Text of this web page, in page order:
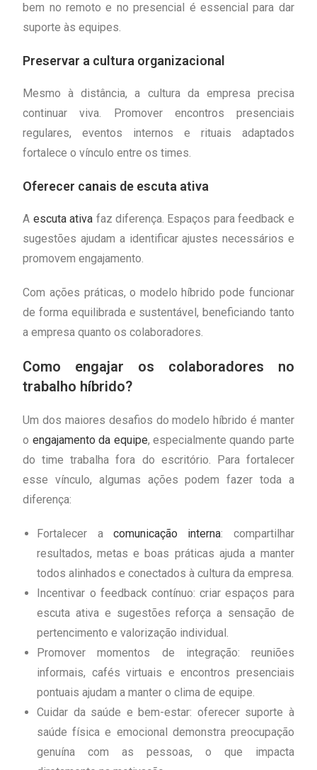
bem no remoto e no presencial é essencial para dar
suporte às equipes.
Preservar a cultura organizacional
Mesmo à distância, a cultura da empresa precisa
continuar viva. Promover encontros presenciais
regulares, eventos internos e rituais adaptados
fortalece o vínculo entre os times.
Oferecer canais de escuta ativa
A escuta ativa faz diferença. Espaços para feedback e
sugestões ajudam a identificar ajustes necessários e
promovem engajamento.
Com ações práticas, o modelo híbrido pode funcionar
de forma equilibrada e sustentável, beneficiando tanto
a empresa quanto os colaboradores.
Como engajar os colaboradores no
trabalho híbrido?
Um dos maiores desafios do modelo híbrido é manter
o engajamento da equipe, especialmente quando parte
do time trabalha fora do escritório. Para fortalecer
esse vínculo, algumas ações podem fazer toda a
diferença:
Fortalecer a comunicação interna: compartilhar
resultados, metas e boas práticas ajuda a manter
todos alinhados e conectados à cultura da empresa.
Incentivar o feedback contínuo: criar espaços para
escuta ativa e sugestões reforça a sensação de
pertencimento e valorização individual.
Promover momentos de integração: reuniões
informais, cafés virtuais e encontros presenciais
pontuais ajudam a manter o clima de equipe.
Cuidar da saúde e bem-estar: oferecer suporte à
saúde física e emocional demonstra preocupação
genuína com as pessoas, o que impacta